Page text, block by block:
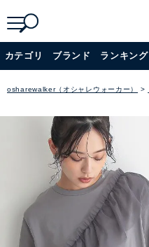
カテゴリ ブランド ランキング
osharewalker（オシャレウォーカー）